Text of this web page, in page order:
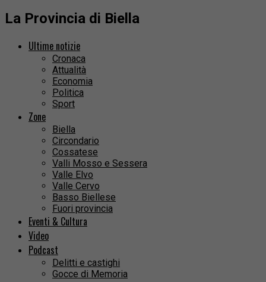
La Provincia di Biella
Ultime notizie
Cronaca
Attualità
Economia
Politica
Sport
Zone
Biella
Circondario
Cossatese
Valli Mosso e Sessera
Valle Elvo
Valle Cervo
Basso Biellese
Fuori provincia
Eventi & Cultura
Video
Podcast
Delitti e castighi
Gocce di Memoria